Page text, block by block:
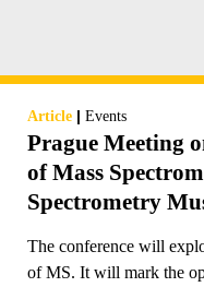
Article | Events
Prague Meeting
of Mass Spectrometry and
Spectrometry
The conference will
of MS. It will mark the